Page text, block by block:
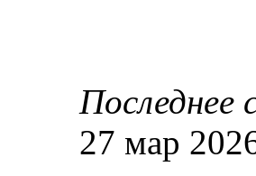
Последнее
27 мар